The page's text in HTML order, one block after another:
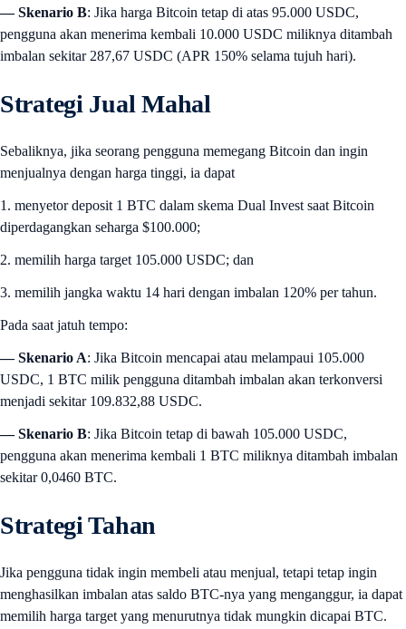
— Skenario B: Jika harga Bitcoin tetap di atas 95.000 USDC,
pengguna akan menerima kembali 10.000 USDC miliknya ditambah
imbalan sekitar 287,67 USDC (APR 150% selama tujuh hari).
Strategi Jual Mahal
Sebaliknya, jika seorang pengguna memegang Bitcoin dan ingin
menjualnya dengan harga tinggi, ia dapat
1. menyetor deposit 1 BTC dalam skema Dual Invest saat Bitcoin
diperdagangkan seharga $100.000;
2. memilih harga target 105.000 USDC; dan
3. memilih jangka waktu 14 hari dengan imbalan 120% per tahun.
Pada saat jatuh tempo:
— Skenario A: Jika Bitcoin mencapai atau melampaui 105.000
USDC, 1 BTC milik pengguna ditambah imbalan akan terkonversi
menjadi sekitar 109.832,88 USDC.
— Skenario B: Jika Bitcoin tetap di bawah 105.000 USDC,
pengguna akan menerima kembali 1 BTC miliknya ditambah imbalan
sekitar 0,0460 BTC.
Strategi Tahan
Jika pengguna tidak ingin membeli atau menjual, tetapi tetap ingin
menghasilkan imbalan atas saldo BTC-nya yang menganggur, ia dapat
memilih harga target yang menurutnya tidak mungkin dicapai BTC.